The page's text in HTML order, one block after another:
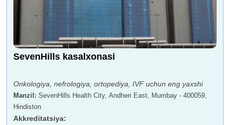
SevenHills kasalxonasi
Onkologiya, nefrologiya, ortopediya, IVF uchun eng yaxshi
Manzil : SevenHills Health City, Andheri East, Mumbay - 400059,
Hindiston
Akkreditatsiya: